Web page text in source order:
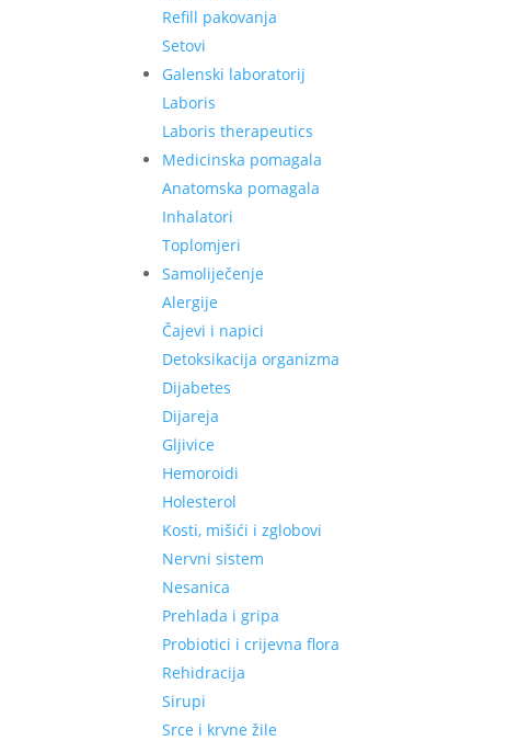
Refill pakovanja
Setovi
Galenski laboratorij
Laboris
Laboris therapeutics
Medicinska pomagala
Anatomska pomagala
Inhalatori
Toplomjeri
Samoliječenje
Alergije
Čajevi i napici
Detoksikacija organizma
Dijabetes
Dijareja
Gljivice
Hemoroidi
Holesterol
Kosti, mišići i zglobovi
Nervni sistem
Nesanica
Prehlada i gripa
Probiotici i crijevna flora
Rehidracija
Sirupi
Srce i krvne žile